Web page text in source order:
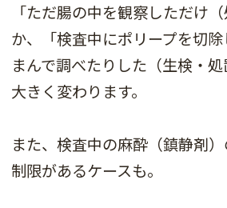
「ただ腸の中を観察しただけ
か、「検査中にポリープを切
まんで調べたりした（生検・
大きく変わります。
また、検査中の麻酔（鎮静剤
制限があるケースも。